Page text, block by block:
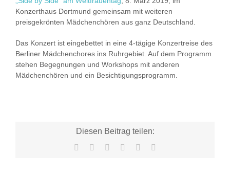
Konzerthaus Dortmund gemeinsam mit weiteren
preisgekrönten Mädchenchören aus ganz Deutschland.
Das Konzert ist eingebettet in eine 4-tägige Konzertreise des
Berliner Mädchenchores ins Ruhrgebiet. Auf dem Programm
stehen Begegnungen und Workshops mit anderen
Mädchenchören und ein Besichtigungsprogramm.
Diesen Beitrag teilen:
Facebook
LinkedInWhatsApp
Tumblr